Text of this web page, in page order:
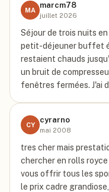
MA
marcm78
juillet 2026
Séjour de trois nuits
petit-déjeuner buffet
restaient chauds
un bruit de
fenêtres fermées. J'ai
CY
cyrarno
mai 2008
tres cher mais
chercher en rolls
vous offrir tous les
le prix cadre